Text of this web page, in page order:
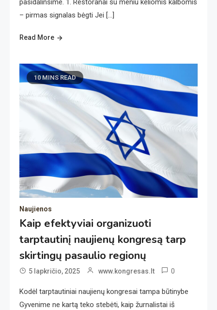
pasidalinsime. 1. Restoranai su meniu keliomis kalbomis
– pirmas signalas bėgti Jei […]
Read More
10 MINS READ
Naujienos
Kaip efektyviai organizuoti
tarptautinį naujienų kongresą tarp
skirtingų pasaulio regionų
5 lapkričio, 2025 www.kongresas.lt 0
Kodėl tarptautiniai naujienų kongresai tampa būtinybe
Gyvenime ne kartą teko stebėti, kaip žurnalistai iš